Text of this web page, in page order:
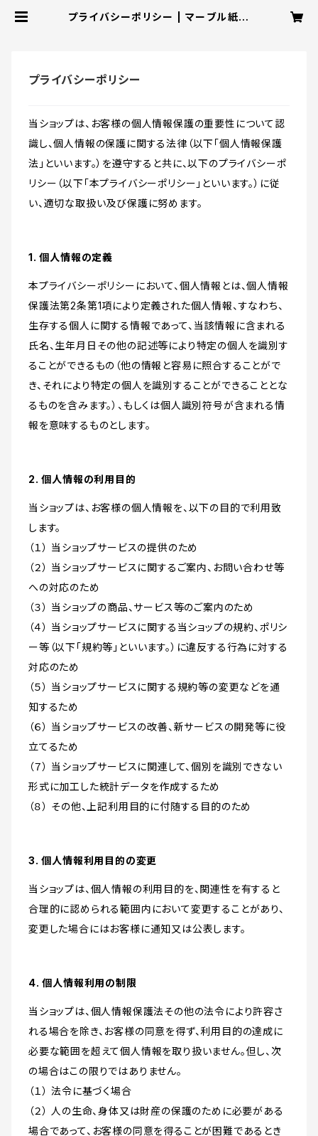
プライバシーポリシー | マーブル紙の
プライバシーポリシー
当ショップは、お客様の個人情報保護の重要性について認
識し、個人情報の保護に関する法律（以下「個人情報保護
法」といいます。）を遵守すると共に、以下のプライバシーポ
リシー（以下「本プライバシーポリシー」といいます。）に従
い、適切な取扱い及び保護に努めます。
1. 個人情報の定義
本プライバシーポリシーにおいて、個人情報とは、個人情報
保護法第2条第1項により定義された個人情報、すなわち、
生存する個人に関する情報であって、当該情報に含まれる
氏名、生年月日その他の記述等により特定の個人を識別す
ることができるもの（他の情報と容易に照合することがで
き、それにより特定の個人を識別することができることとな
るものを含みます。）、もしくは個人識別符号が含まれる情
報を意味するものとします。
2. 個人情報の利用目的
当ショップは、お客様の個人情報を、以下の目的で利用致
します。
（１） 当ショップサービスの提供のため
（２） 当ショップサービスに関するご案内、お問い合わせ等
への対応のため
（３） 当ショップの商品、サービス等のご案内のため
（４） 当ショップサービスに関する当ショップの規約、ポリシ
ー等（以下「規約等」といいます。）に違反する行為に対する
対応のため
（５） 当ショップサービスに関する規約等の変更などを通
知するため
（６） 当ショップサービスの改善、新サービスの開発等に役
立てるため
（７） 当ショップサービスに関連して、個別を識別できない
形式に加工した統計データを作成するため
（８） その他、上記利用目的に付随する目的のため
3. 個人情報利用目的の変更
当ショップは、個人情報の利用目的を、関連性を有すると
合理的に認められる範囲内において変更することがあり、
変更した場合にはお客様に通知又は公表します。
4. 個人情報利用の制限
当ショップは、個人情報保護法その他の法令により許容さ
れる場合を除き、お客様の同意を得ず、利用目的の達成に
必要な範囲を超えて個人情報を取り扱いません。但し、次
の場合はこの限りではありません。
（１） 法令に基づく場合
（２） 人の生命、身体又は財産の保護のために必要がある
場合であって、お客様の同意を得ることが困難であるとき